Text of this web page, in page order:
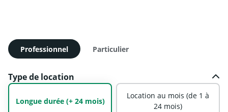
Professionnel Particulier
Type de location
Longue durée (+ 24 mois)
Location au mois (de 1 à
24 mois)